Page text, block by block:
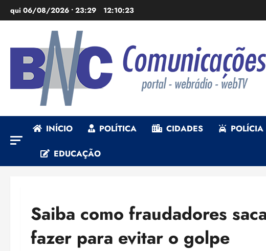
para
qui 06/08/2026 • 23:29 12:10:24
INÍCIO POLÍTICA CIDADES POLÍCIA
EDUCAÇÃO
Saiba como fraudadores
fazer para evitar o golpe